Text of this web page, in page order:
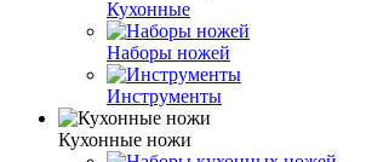
Кухонные
Наборы ножей
Инструменты
Кухонные ножи